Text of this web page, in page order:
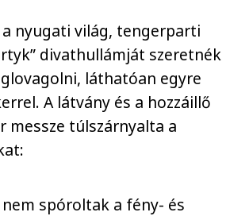
a nyugati világ, tengerparti
divathullámját szeretnék
láthatóan egyre
A látvány és a hozzáillő
messze túlszárnyalta a
nem spóroltak a fény- és